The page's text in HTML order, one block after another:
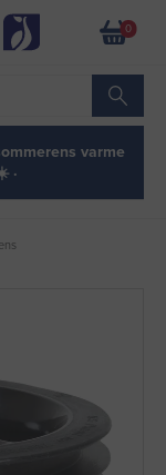
0
varme
·